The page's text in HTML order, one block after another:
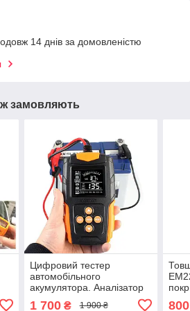
14 днів за домовленістю
замовляють
Цифровий тестер
автомобільного
акумулятора. Аналізатор
акумулятора. E-FAST TK-
1 700₴ 1 900 ₴ 800